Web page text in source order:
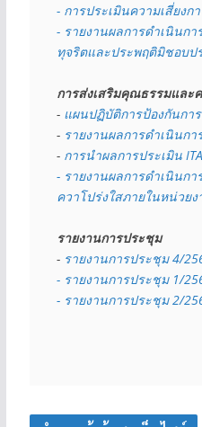
- การประเมินความเสี่ยงก
- รายงานผลการดำเนินกา
ทุจริตและประพฤติมิชอบป
การส่งเสริมคุณธรรมและ
- แผนปฏิบัติการป้องกันกา
- รายงานผลการดำเนินก
- การนำผลการประเมิน
- รายงานผลการดำเนินก
ควาโปร่งใสภายในหน่วยง
รายงานการประชุม
- รายงานการประชุม 4/
- รายงานการประชุม 1/
- รายงานการประชุม 2/